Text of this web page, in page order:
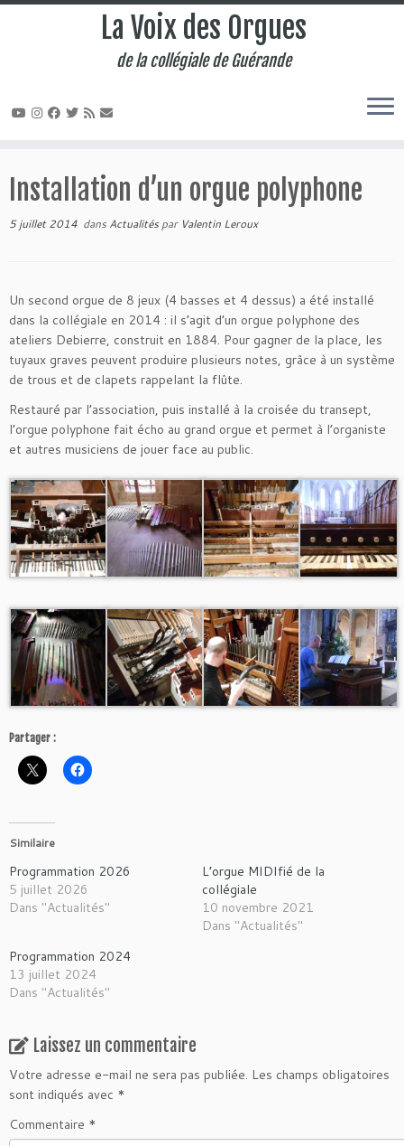
au
contenu
La Voix des Orgues
de la collégiale de Guérande
Installation d’un orgue polyphone
5 juillet 2014 dans Actualitéspar Valentin Leroux
Un second orgue de 8 jeux (4 basses et 4 dessus) a été installé
dans la collégiale en 2014 : il s’agit d’un orgue polyphone des
ateliers Debierre, construit en 1884. Pour gagner de la place, les
tuyaux graves peuvent produire plusieurs notes, grâce à un système
de trous et de clapets rappelant la flûte.
Restauré par l’association, puis installé à la croisée du transept,
l’orgue polyphone fait écho au grand orgue et permet à l’organiste
et autres musiciens de jouer face au public.
Partager :
Similaire
Programmation 2026
5 juillet 2026
Dans "Actualités"
L’orgue MIDIfié de la
collégiale
10 novembre 2021
Dans "Actualités"
Programmation 2024
13 juillet 2024
Dans "Actualités"
Laissez un commentaire
Votre adresse e-mail ne sera pas publiée. Les champs obligatoires
sont indiqués avec *
Commentaire *